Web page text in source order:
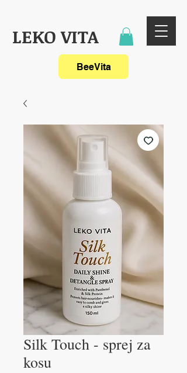
LEKO VITA
BeeVita
Silk Touch - sprej za
kosu